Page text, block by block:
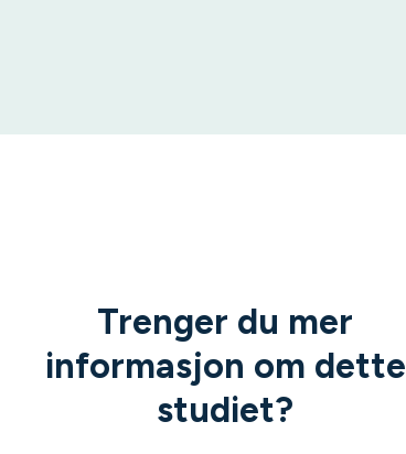
Trenger du mer
informasjon om dette
studiet?